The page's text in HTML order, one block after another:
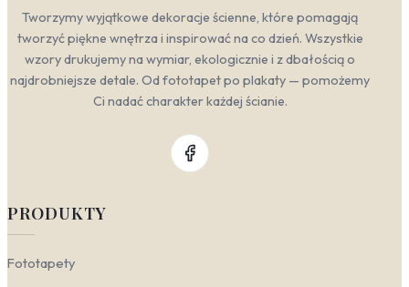
Tworzymy wyjątkowe dekoracje ścienne, które pomagają
tworzyć piękne wnętrza i inspirować na co dzień. Wszystkie
wzory drukujemy na wymiar, ekologicznie i z dbałością o
najdrobniejsze detale. Od fototapet po plakaty — pomożemy
Ci nadać charakter każdej ścianie.
PRODUKTY
Fototapety